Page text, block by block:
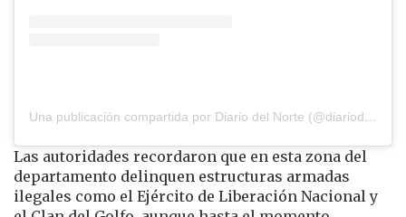
Una publicación compartida por Diario del Norte (@diariodelnorte)
Las autoridades recordaron que en esta zona del
departamento delinquen estructuras armadas
ilegales como el Ejército de Liberación Nacional y